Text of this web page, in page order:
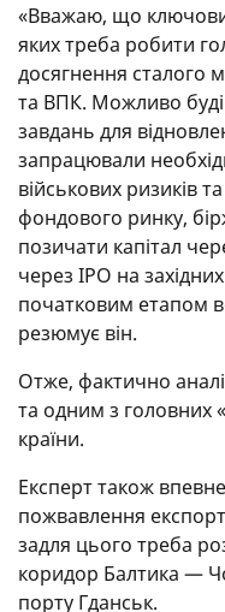
«Вважаю, що
яких треба робити
досягнення сталого
та ВПК. Можливо
завдань для
запрацювали
військових ризиків
фондового ринку,
позичати капітал
через IPO на
початковим етапом
резюмує він.
Отже, фактично
та одним з головних
країни.
Експерт також
пожвавлення
задля цього треба
коридор Балтика —
порту Гданськ.